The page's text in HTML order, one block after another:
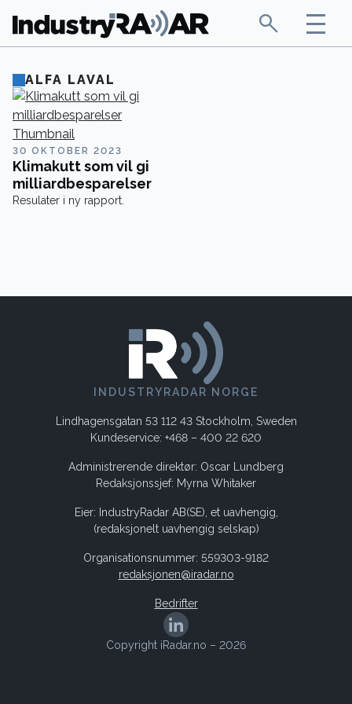
ALFA LAVAL
30 OKTOBER 2023
Klimakutt som vil gi
milliardbesparelser
Resulater i ny rapport.
INDUSTRYRADAR NORGE
Lindhagensgatan 53 112 43 Stockholm, Sweden
Kundeservice: +468 – 400 22 620
Administrerende direktør: Oscar Lundberg
Redaksjonssjef: Myrna Whitaker
Eier: IndustryRadar AB(SE), et uavhengig,
(redaksjonelt uavhengig selskap)
Organisationsnummer: 559303-9182
redaksjonen@iradar.no
Bedrifter
Copyright iRadar.no – 2026